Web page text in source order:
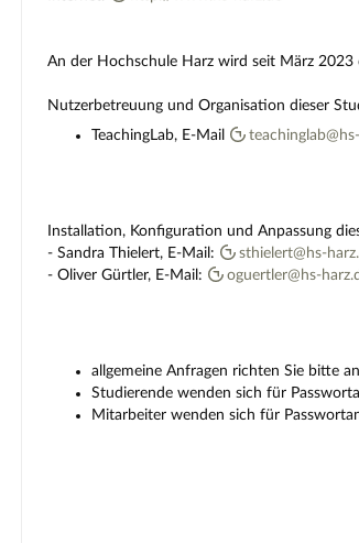
An der Hochschule Harz wird seit März 2023
Nutzerbetreuung und Organisation dieser
TeachingLab, E-Mail
Installation, Konfiguration und Anpassung
- Sandra Thielert, E-Mail:
sthielert@hs-
- Oliver Gürtler, E-Mail:
oguertler@hs-
allgemeine Anfragen richten Sie bitte
Studierende wenden sich für
Mitarbeiter wenden sich für